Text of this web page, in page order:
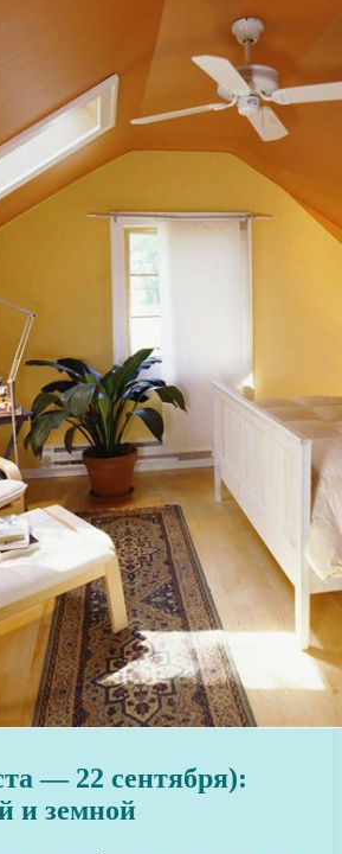
— 22 сентября):
и земной